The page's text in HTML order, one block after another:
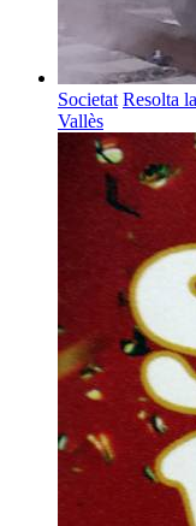
Societat Resolta
Vallès